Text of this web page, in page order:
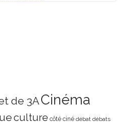
de 3ACinéma
culture côté ciné débat débats